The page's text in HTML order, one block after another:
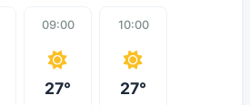
09:00
27°
10:00
27°